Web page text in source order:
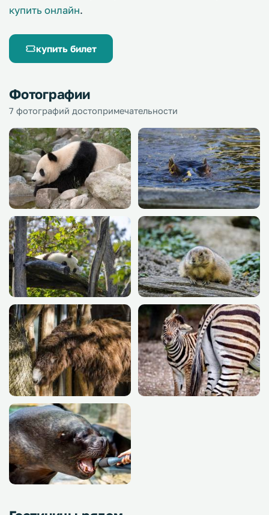
купить онлайн.
купить билет
Фотографии
7 фотографий достопримечательности